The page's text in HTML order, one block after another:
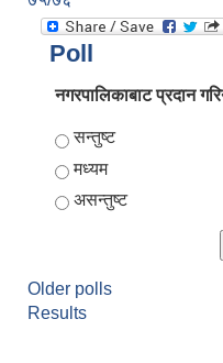
Poll
नगरपालिकाबाट प्रदान
Choices
सन्तुष्ट
मध्यम
असन्तुष्ट
Older polls
Results